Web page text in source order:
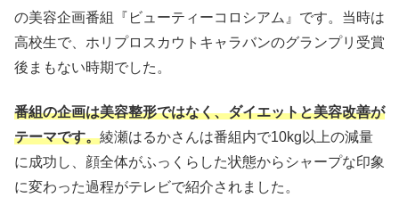
の美容企画番組『ビューティーコロシアム』です。当時は
高校生で、ホリプロスカウトキャラバンのグランプリ受賞
後まもない時期でした。
番組の企画は美容整形ではなく、ダイエットと美容改善が
テーマです。綾瀬はるかさんは番組内で10kg以上の減量
に成功し、顔全体がふっくらした状態からシャープな印象
に変わった過程がテレビで紹介されました。